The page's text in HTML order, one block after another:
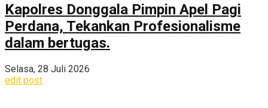
Kapolres Donggala Pimpin Apel Pagi
Perdana, Tekankan Profesionalisme
dalam bertugas.
Selasa, 28 Juli 2026
edit post